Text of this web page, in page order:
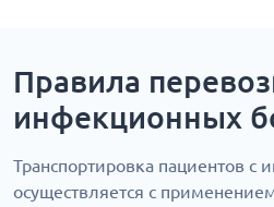
Правила
инфекционных
Транспортировка пациентов с
осуществляется с